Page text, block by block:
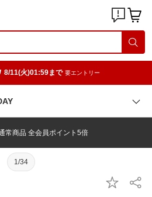
8/11(火)01:59まで 要エントリー
常商品 全会員ポイント5倍
1/34